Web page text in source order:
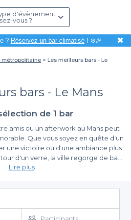
d'évènement
vous ?
? Réservez un bar climatisé! ❄️🎉 ✖
métropolitaine
Les meilleurs bars - Le
bars - Le Mans
de 1 bar
amis ou un afterwork au Mans peut
Que vous soyez en quête d'un
une victoire ou d'une ambiance plus
d'un verre, la ville regorge de bars
vos attentes. Le Mans, avec son
de l'atmosphère locale.
du booking chez Privateaser
la recherche et la réservation
Lire plus